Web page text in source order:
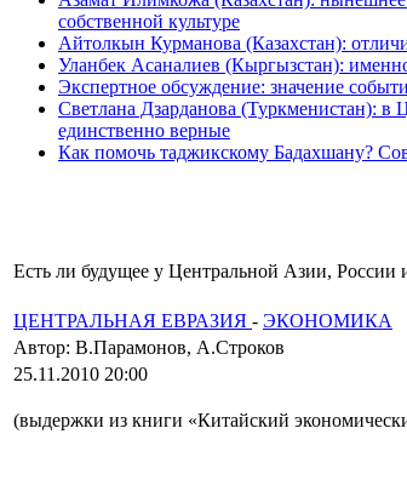
собственной культуре
Айтолкын Курманова (Казахстан):
Уланбек Асаналиев (Кыргызстан):
Экспертное обсуждение: значение
Светлана Дзарданова (Туркменистан): в
единственно верные
Как помочь таджикскому Бадахшану?
Есть ли будущее у Центральной Азии, России
ЦЕНТРАЛЬНАЯ ЕВРАЗИЯ - ЭКОНОМИКА
Автор: В.Парамонов, А.Строков
25.11.2010 20:00
(выдержки из книги «Китайский